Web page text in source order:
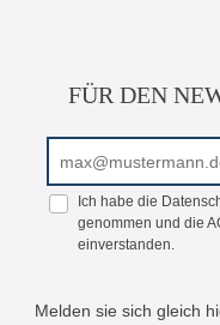
FÜR DEN
Ich habe die
genommen und die
einverstanden.
Melden sie sich gleich